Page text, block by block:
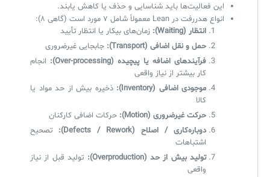
این فعالیت‌ها باید شناسایی و حذف یا کاهش یابند.
انواع هدررفت در Lean معمولاً شامل ۷ مورد است (گاهی ۸):
انتظار (Waiting):
زمان‌های بیکار یا انتظار تأیید
حمل و نقل اضافی (Transport):
جابجایی غیرضروری
فرآیندهای اضافه یا پیچیده (Over-processing):
انجام
کار بیشتر از نیاز واقعی
موجودی اضافی (Inventory):
ذخیره بیش از حد مواد یا
کالا
حرکت غیرضروری (Motion):
حرکات اضافی کارکنان
دوباره‌کاری / اصلاح (Defects / Rework):
تصحیح
اشتباهات
تولید بیش از حد (Overproduction):
تولید قبل از نیاز
واقعی